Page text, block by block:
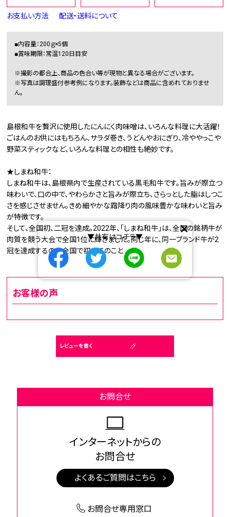
×
▼共有はコチラ▼
お支払い方法 配送・送料について
■内容量：200ｇ×5個
■賞味期限：常温120日目安
※撮影の都合上、商品の色合い等が現物と異なる場合がございます。
※写真は調理盛付参考例になります。装飾などは商品に含めれておりませ
ん。
島根和牛を贅沢に使用したにんにく肉味噌は、いろんな料理に大活躍！
ごはんのお供にはもちろん、サラダ巻き、うどんやおにぎり、冷ややっこや
野菜スティックなど、いろんな料理との相性も絶妙です。
★しまね和牛：
しまね和牛は、島根県内で生産されている黒毛和牛です。旨みが際立つ
味わいで、口の中で、やわらかさと旨みが際立ち、さらっとした脂はしつこ
さを感じさせません。きめ細やかな霜降り肉の風味豊かな味わいと旨み
が特徴です。
そして、全国初、二冠を達成。2022年、「しまね和牛」は、全国の銘柄牛が
肉質を競う大会で全国1位に輝きました。同じ年に、同一ブランド牛が2
冠を達成するのは全国で初めてのことです。
お客様の声
レビューを書く
お問合せ
インターネットからの
お問合せ
よくあるご質問はこちら
お問合せ専用窓口